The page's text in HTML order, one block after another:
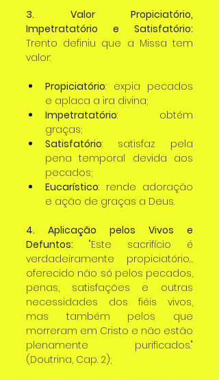
3. Valor Propiciatório,
Impetratatório e Satisfatório:
Trento definiu que a Missa tem
valor:
Propiciatório: expia pecados
e aplaca a ira divina;
Impetratatório: obtém
graças;
Satisfatório: satisfaz pela
pena temporal devida aos
pecados;
Eucarístico: rende adoração
e ação de graças a Deus.
4. Aplicação pelos Vivos e
Defuntos: "Este sacrifício é
verdadeiramente propiciatório…
oferecido não só pelos pecados,
penas, satisfações e outras
necessidades dos fiéis vivos,
mas também pelos que
morreram em Cristo e não estão
plenamente purificados."
(Doutrina, Cap. 2);